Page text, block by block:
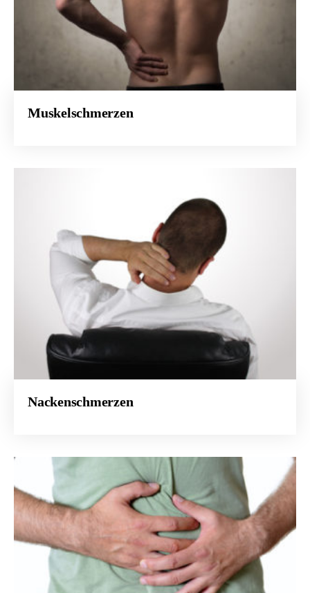
Muskelschmerzen
Nackenschmerzen